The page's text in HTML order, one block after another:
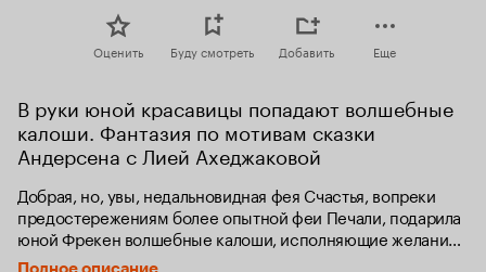
Оценить Буду смотреть Добавить Еще
В руки юной красавицы попадают волшебные
калоши. Фантазия по мотивам сказки
Андерсена с Лией Ахеджаковой
Добрая, но, увы, недальновидная фея Счастья, вопреки
предостережениям более опытной феи Печали, подарила
юной Фрекен волшебные калоши, исполняющие желания.
Счастье пришло к юной Фрекен и ее друзьям — они